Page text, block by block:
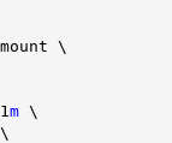
\
1 m \
\